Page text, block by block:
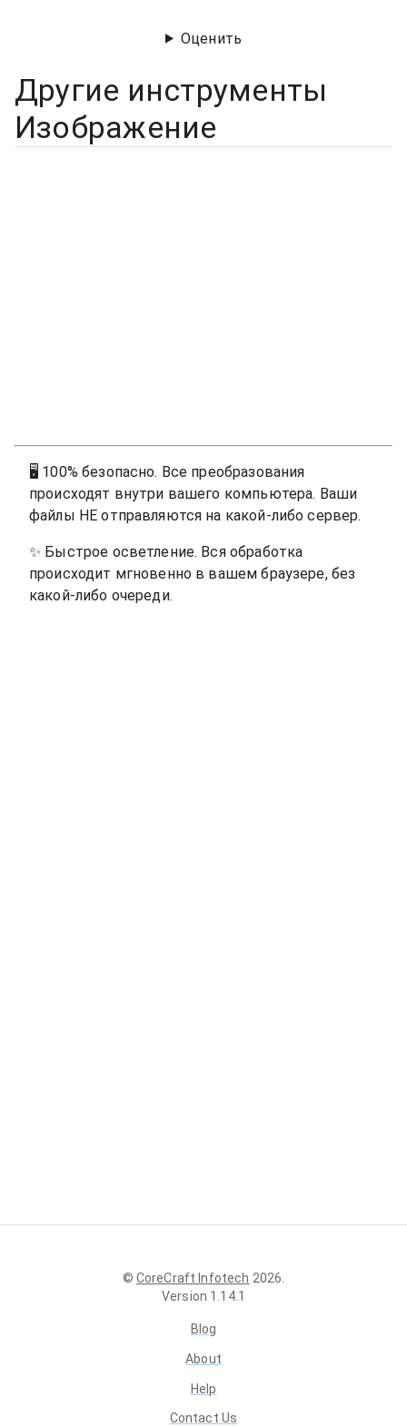
Оценить
Другие инструменты
Изображение
🖥 100% безопасно. Все преобразования
происходят внутри вашего компьютера. Ваши
файлы НЕ отправляются на какой-либо сервер.
✨ Быстрое осветление. Вся обработка
происходит мгновенно в вашем браузере, без
какой-либо очереди.
© CoreCraft Infotech 2026
Version 1.14.1
Blog
About
Help
Contact Us